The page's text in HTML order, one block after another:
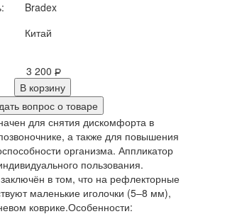
Bradex
Китай
3 200 Р
В корзину
вопрос о товаре
для снятия дискомфорта в
а также для повышения
организма. Аппликатор
пользования.
в том, что на рефлекторные
маленькие иголочки (5–8 мм),
коврике.Особенности: